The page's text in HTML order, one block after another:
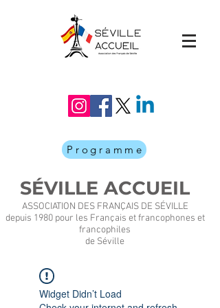
Programme
SÉVILLE ACCUEIL
ASSOCIATION DES FRANÇAIS DE SÉVILLE
depuis 1980 pour les Français et francophones et
francophiles
de Séville
Widget Didn’t Load